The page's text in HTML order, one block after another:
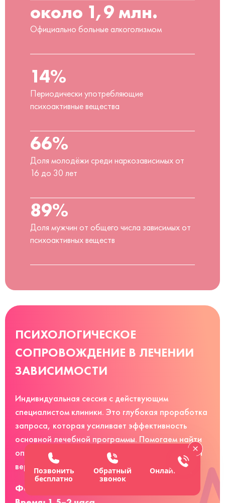
около 1,9 млн.
Официально больные алкоголизмом
14%
Периодически употребляющие
психоактивные вещества
66%
Доля молодёжи среди наркозависимых от
16 до 30 лет
89%
Доля мужчин от общего числа зависимых от
психоактивных веществ
ПСИХОЛОГИЧЕСКОЕ
СОПРОВОЖДЕНИЕ В ЛЕЧЕНИИ
ЗАВИСИМОСТИ
Индивидуальная сессия с действующим
специалистом клиники. Это глубокая проработка
запроса, которая усиливает эффективность
основной лечебной программы. Помогаем найти
опору и ресурс, чтобы справиться с ситуацией и
вернуть контроль над жизнью.
Формат: онлайн.
Позвонить
бесплатно
Обратный
звонок
Онлайн-чат